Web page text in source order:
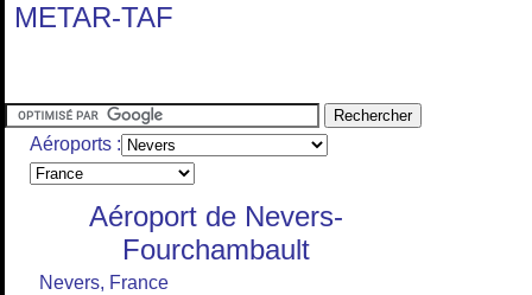
METAR-TAF
Aéroports :
Aéroport de Nevers-
Fourchambault
Nevers, France